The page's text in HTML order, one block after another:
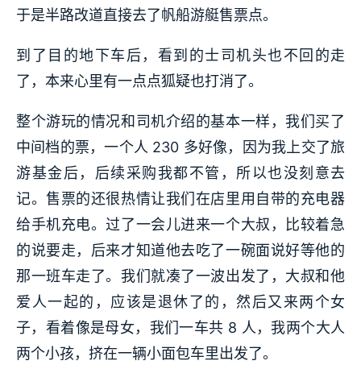
于是半路改道直接去了帆船游艇售票点。
到了目的地下车后，看到的士司机头也不回的走
了，本来心里有一点点狐疑也打消了。
整个游玩的情况和司机介绍的基本一样，我们买了
中间档的票，一个人 230 多好像，因为我上交了旅
游基金后，后续采购我都不管，所以也没刻意去
记。售票的还很热情让我们在店里用自带的充电器
给手机充电。过了一会儿进来一个大叔，比较着急
的说要走，后来才知道他去吃了一碗面说好等他的
那一班车走了。我们就凑了一波出发了，大叔和他
爱人一起的，应该是退休了的，然后又来两个女
子，看着像是母女，我们一车共 8 人，我两个大人
两个小孩，挤在一辆小面包车里出发了。